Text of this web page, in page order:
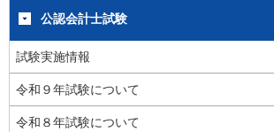
公認会計士試験
試験実施情報
令和９年試験について
令和８年試験について